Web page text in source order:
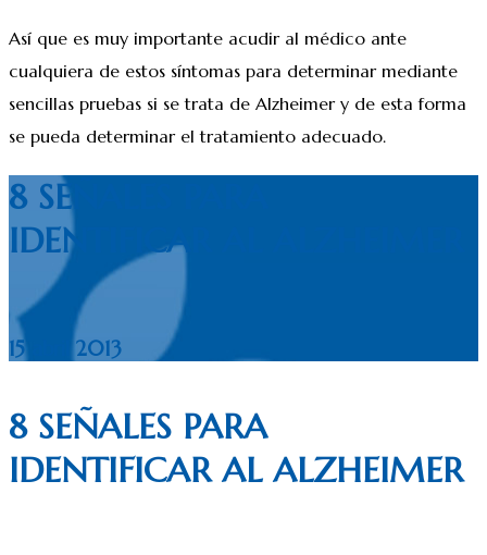
Así que es muy importante acudir al médico ante
cualquiera de estos síntomas para determinar mediante
sencillas pruebas si se trata de Alzheimer y de esta forma
se pueda determinar el tratamiento adecuado.
8 SEÑALES PARA
IDENTIFICAR AL ALZHEIMER
15 abril 2013
8 SEÑALES PARA
IDENTIFICAR AL ALZHEIMER